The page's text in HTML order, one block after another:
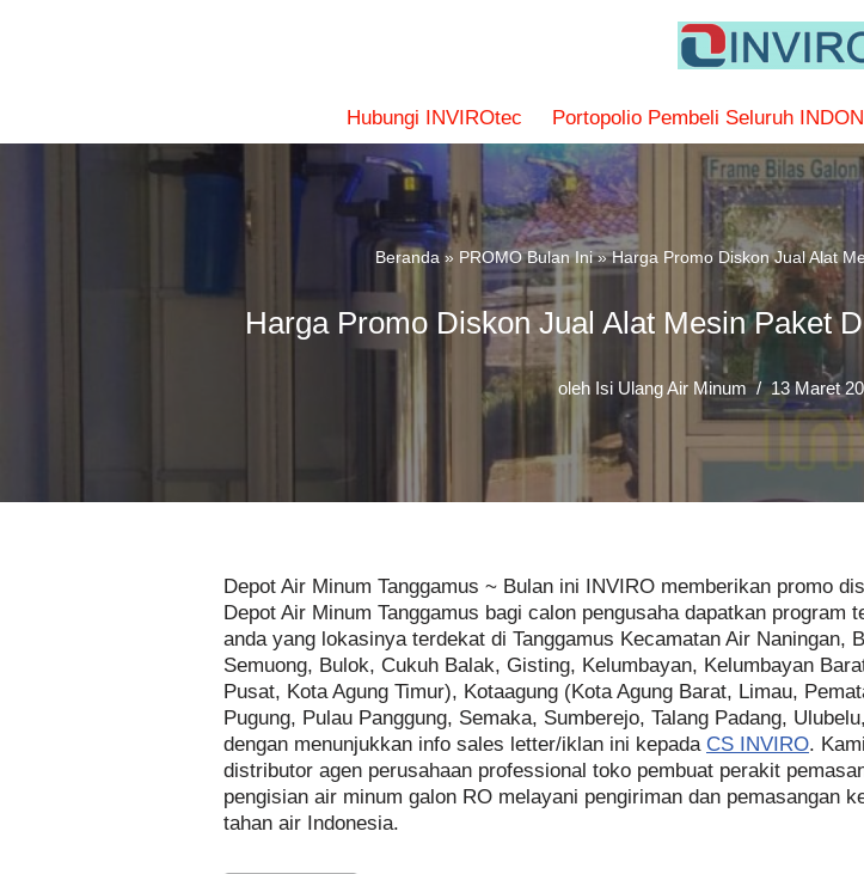
Hubungi INVIROtec Portopolio Pembeli Seluruh
Beranda » PROMO Bulan Ini»Harga Promo Diskon Jual Alat
Harga Promo Diskon Jual Alat Mesin Paket
oleh Isi Ulang Air Minum 13 Maret
Depot Air Minum Tanggamus ~ Bulan ini INVIRO memberikan promo
Depot Air Minum Tanggamus bagi calon pengusaha dapatkan program
anda yang lokasinya terdekat di Tanggamus Kecamatan Air Naningan,
Semuong, Bulok, Cukuh Balak, Gisting, Kelumbayan, Kelumbayan
Pusat, Kota Agung Timur), Kotaagung (Kota Agung Barat, Limau,
Pugung, Pulau Panggung, Semaka, Sumberejo, Talang Padang,
dengan menunjukkan info sales letter/iklan ini kepada CS INVIRO.
distributor agen perusahaan professional toko pembuat perakit
pengisian air minum galon RO melayani pengiriman dan pemasangan
tahan air Indonesia.